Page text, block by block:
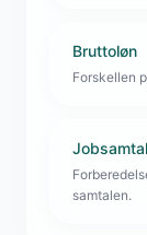
Bruttoløn
Forskellen
samtalen.